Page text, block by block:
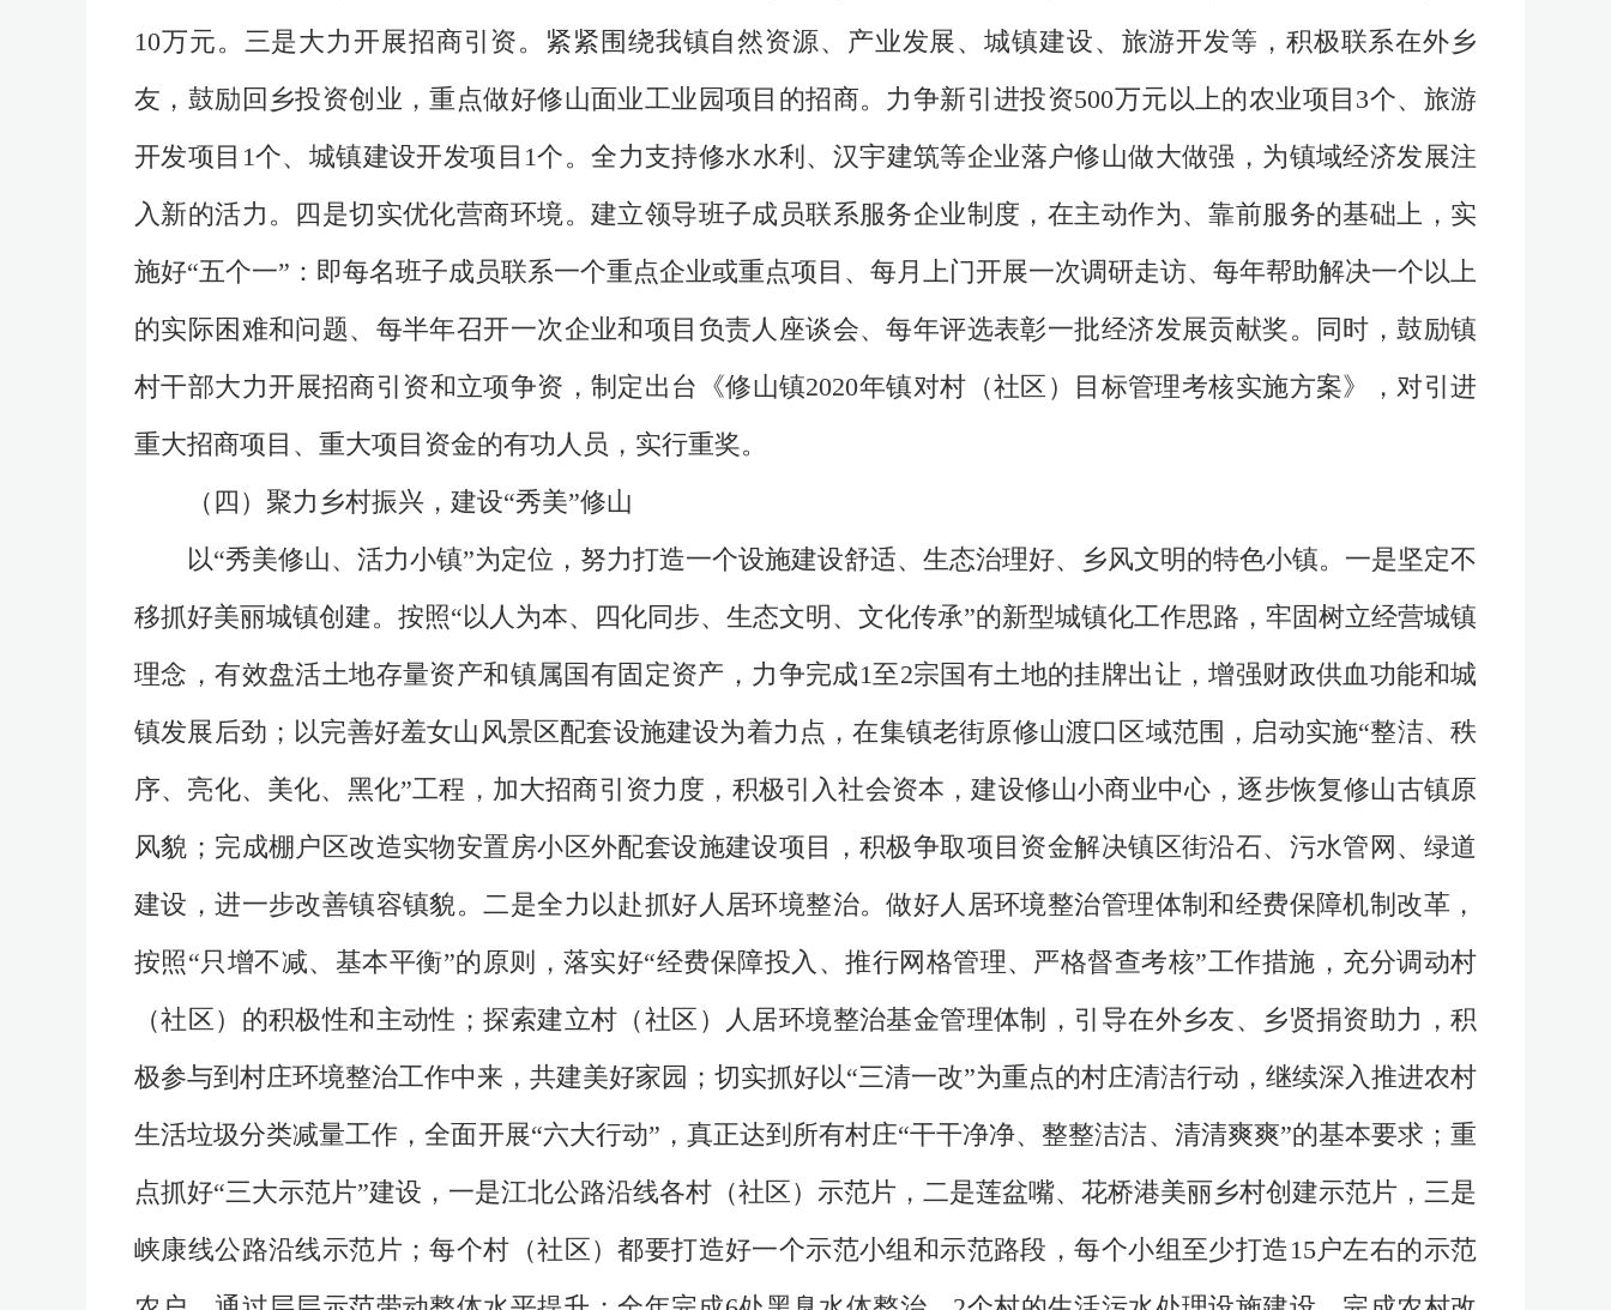
10万元。三是大力开展招商引资。紧紧围绕我镇自然资源、产业发展、城镇建设、旅游开发等，积极联系在外乡
友，鼓励回乡投资创业，重点做好修山面业工业园项目的招商。力争新引进投资500万元以上的农业项目3个、旅游
开发项目1个、城镇建设开发项目1个。全力支持修水水利、汉宇建筑等企业落户修山做大做强，为镇域经济发展注
入新的活力。四是切实优化营商环境。建立领导班子成员联系服务企业制度，在主动作为、靠前服务的基础上，实
施好“五个一”：即每名班子成员联系一个重点企业或重点项目、每月上门开展一次调研走访、每年帮助解决一个以上
的实际困难和问题、每半年召开一次企业和项目负责人座谈会、每年评选表彰一批经济发展贡献奖。同时，鼓励镇
村干部大力开展招商引资和立项争资，制定出台《修山镇2020年镇对村（社区）目标管理考核实施方案》，对引进
重大招商项目、重大项目资金的有功人员，实行重奖。
（四）聚力乡村振兴，建设“秀美”修山
以“秀美修山、活力小镇”为定位，努力打造一个设施建设舒适、生态治理好、乡风文明的特色小镇。一是坚定不
移抓好美丽城镇创建。按照“以人为本、四化同步、生态文明、文化传承”的新型城镇化工作思路，牢固树立经营城镇
理念，有效盘活土地存量资产和镇属国有固定资产，力争完成1至2宗国有土地的挂牌出让，增强财政供血功能和城
镇发展后劲；以完善好羞女山风景区配套设施建设为着力点，在集镇老街原修山渡口区域范围，启动实施“整洁、秩
序、亮化、美化、黑化”工程，加大招商引资力度，积极引入社会资本，建设修山小商业中心，逐步恢复修山古镇原
风貌；完成棚户区改造实物安置房小区外配套设施建设项目，积极争取项目资金解决镇区街沿石、污水管网、绿道
建设，进一步改善镇容镇貌。二是全力以赴抓好人居环境整治。做好人居环境整治管理体制和经费保障机制改革，
按照“只增不减、基本平衡”的原则，落实好“经费保障投入、推行网格管理、严格督查考核”工作措施，充分调动村
（社区）的积极性和主动性；探索建立村（社区）人居环境整治基金管理体制，引导在外乡友、乡贤捐资助力，积
极参与到村庄环境整治工作中来，共建美好家园；切实抓好以“三清一改”为重点的村庄清洁行动，继续深入推进农村
生活垃圾分类减量工作，全面开展“六大行动”，真正达到所有村庄“干干净净、整整洁洁、清清爽爽”的基本要求；重
点抓好“三大示范片”建设，一是江北公路沿线各村（社区）示范片，二是莲盆嘴、花桥港美丽乡村创建示范片，三是
峡康线公路沿线示范片；每个村（社区）都要打造好一个示范小组和示范路段，每个小组至少打造15户左右的示范